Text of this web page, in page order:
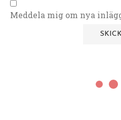
Meddela mig om nya